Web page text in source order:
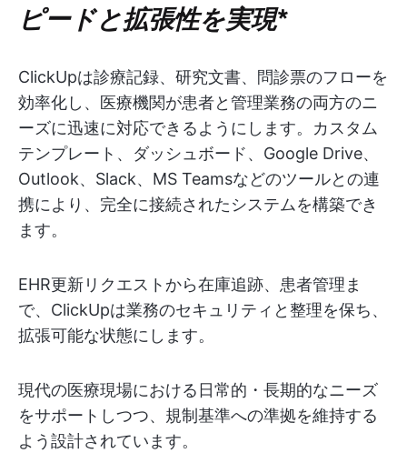
ピードと拡張性を実現*
ClickUpは診療記録、研究文書、問診票のフローを
効率化し、医療機関が患者と管理業務の両方のニ
ーズに迅速に対応できるようにします。カスタム
テンプレート、ダッシュボード、Google Drive、
Outlook、Slack、MS Teamsなどのツールとの連
携により、完全に接続されたシステムを構築でき
ます。
EHR更新リクエストから在庫追跡、患者管理ま
で、ClickUpは業務のセキュリティと整理を保ち、
拡張可能な状態にします。
現代の医療現場における日常的・長期的なニーズ
をサポートしつつ、規制基準への準拠を維持する
よう設計されています。